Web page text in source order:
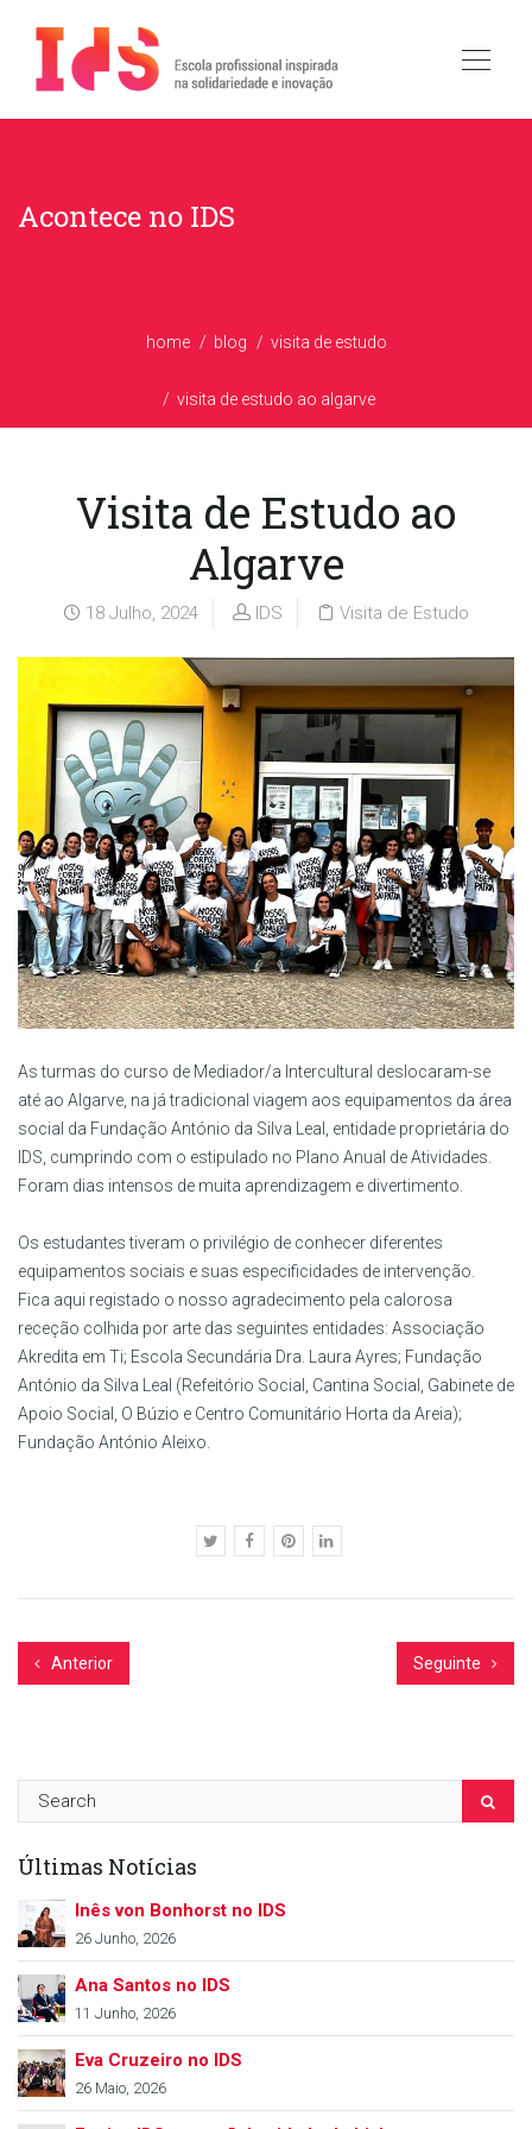
Acontece no IDS
home blog visita de estudo
visita de estudo ao algarve
Visita de Estudo ao
Algarve
18 Julho, 2024 IDS Visita de Estudo
As turmas do curso de Mediador/a Intercultural deslocaram-se
até ao Algarve, na já tradicional viagem aos equipamentos da área
social da Fundação António da Silva Leal, entidade proprietária do
IDS, cumprindo com o estipulado no Plano Anual de Atividades.
Foram dias intensos de muita aprendizagem e divertimento.
Os estudantes tiveram o privilégio de conhecer diferentes
equipamentos sociais e suas especificidades de intervenção.
Fica aqui registado o nosso agradecimento pela calorosa
receção colhida por arte das seguintes entidades: Associação
Akredita em Ti; Escola Secundária Dra. Laura Ayres; Fundação
António da Silva Leal (Refeitório Social, Cantina Social, Gabinete de
Apoio Social, O Búzio e Centro Comunitário Horta da Areia);
Fundação António Aleixo.
Anterior Seguinte
Últimas Notícias
Inês von Bonhorst no IDS
26 Junho, 2026
Ana Santos no IDS
11 Junho, 2026
Eva Cruzeiro no IDS
26 Maio, 2026